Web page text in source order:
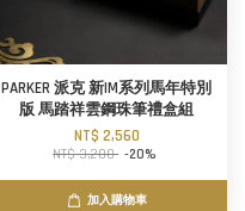
PARKER 派克 新IM系列馬年特別
版 馬踏祥雲鋼珠筆禮盒組
NT$ 2,560
NT$ 3,200 -20%
加入購物車